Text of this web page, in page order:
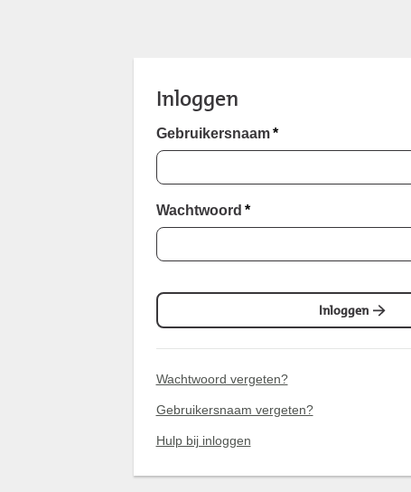
Inloggen
Gebruikersnaam *
Wachtwoord *
Inloggen
Wachtwoord vergeten?
Gebruikersnaam vergeten?
Hulp bij inloggen